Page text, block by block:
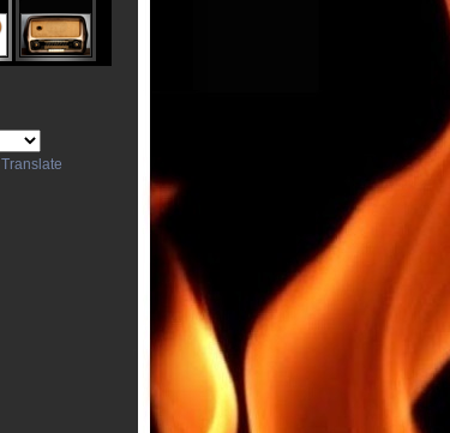
Translate